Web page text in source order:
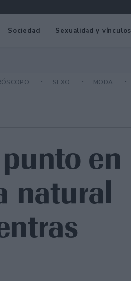
Sociedad Sexualidad y vínculos
SEXO MODA
en
natural